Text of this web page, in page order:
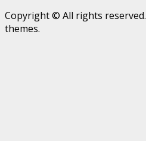
Copyright © All rights reserved.
themes.